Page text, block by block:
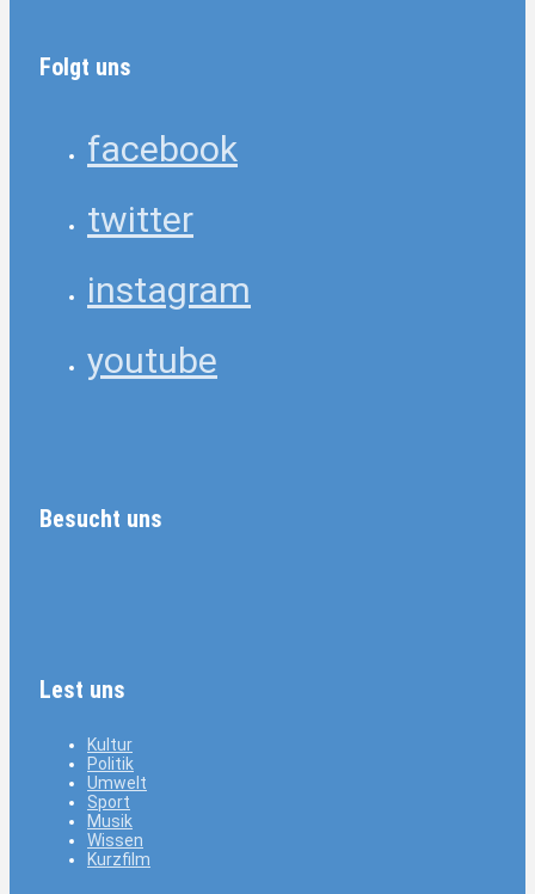
Folgt uns
facebook
twitter
instagram
youtube
Besucht uns
Lest uns
Kultur
Politik
Umwelt
Sport
Musik
Wissen
Kurzfilm